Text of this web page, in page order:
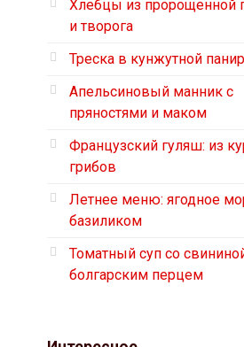
Хлебцы из пророщенной
и творога
Треска в кунжутной
Апельсиновый манник с
пряностями и маком
Французский гуляш: из
грибов
Летнее меню: ягодное
базиликом
Томатный суп со
болгарским перцем